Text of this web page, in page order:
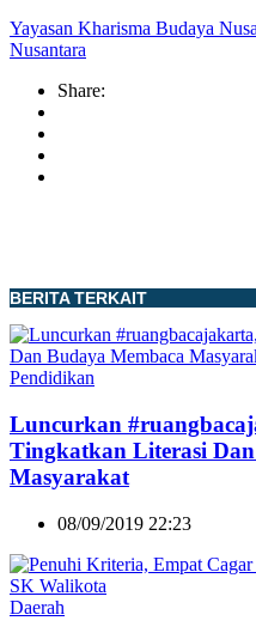
Yayasan Kharisma Budaya
Nusantara
Share:
BERITA TERKAIT
Pendidikan
Luncurkan
Tingkatkan Literasi
Masyarakat
08/09/2019 22:23
Daerah